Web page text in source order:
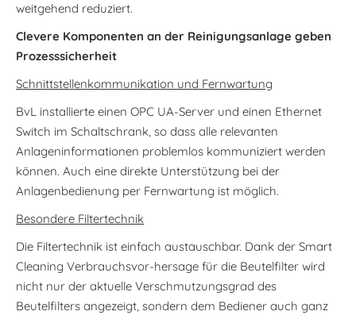
weitgehend reduziert.
Clevere Komponenten an der Reinigungsanlage geben
Prozesssicherheit
Schnittstellenkommunikation und Fernwartung
BvL installierte einen OPC UA-Server und einen Ethernet
Switch im Schaltschrank, so dass alle relevanten
Anlageninformationen problemlos kommuniziert werden
können. Auch eine direkte Unterstützung bei der
Anlagenbedienung per Fernwartung ist möglich.
Besondere Filtertechnik
Die Filtertechnik ist einfach austauschbar. Dank der Smart
Cleaning Verbrauchsvor-hersage für die Beutelfilter wird
nicht nur der aktuelle Verschmutzungsgrad des
Beutelfilters angezeigt, sondern dem Bediener auch ganz